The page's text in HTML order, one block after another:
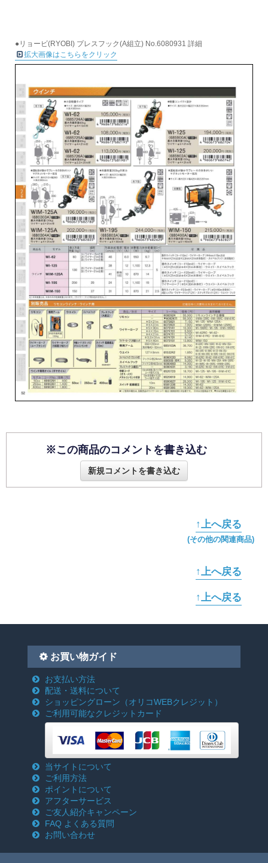
●リョービ(RYOBI) プレスフック(A組立) No.6080931 詳細
拡大画像はこちらをクリック
※この商品のコメントを書き込む
新規コメントを書き込む
↑上へ戻る
(その他の関連商品)
↑上へ戻る
↑上へ戻る
お買い物ガイド
お支払い方法
配送・送料について
ショッピングローン （オリコWEBクレジット）
ご利用可能なクレジットカード
当サイトについて
ご利用方法
ポイントについて
アフターサービス
ご友人紹介キャンペーン
FAQ よくある質問
お問い合わせ